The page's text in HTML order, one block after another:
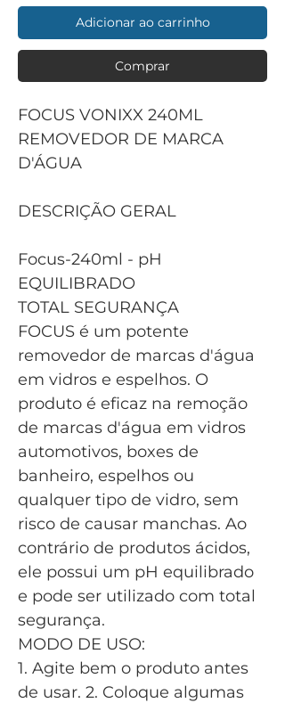
Adicionar ao carrinho
Comprar
FOCUS VONIXX 240ML
REMOVEDOR DE MARCA
D'ÁGUA
DESCRIÇÃO GERAL
Focus-240ml - pH
EQUILIBRADO
TOTAL SEGURANÇA
FOCUS é um potente
removedor de marcas d'água
em vidros e espelhos. O
produto é eficaz na remoção
de marcas d'água em vidros
automotivos, boxes de
banheiro, espelhos ou
qualquer tipo de vidro, sem
risco de causar manchas. Ao
contrário de produtos ácidos,
ele possui um pH equilibrado
e pode ser utilizado com total
segurança.
MODO DE USO:
1. Agite bem o produto antes
de usar. 2. Coloque algumas